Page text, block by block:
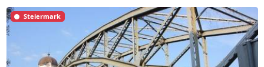
Steiermark